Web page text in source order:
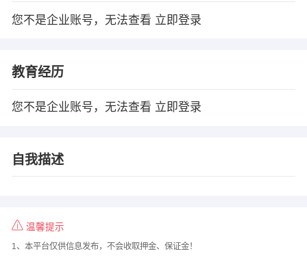
您不是企业账号，无法查看 立即登录
教育经历
您不是企业账号，无法查看 立即登录
自我描述
温馨提示
1、本平台仅供信息发布，不会收取押金、保证金！